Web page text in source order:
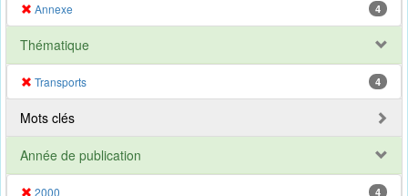
Annexe 4
Thématique
Transports 4
Mots clés
Année de publication
2000 4